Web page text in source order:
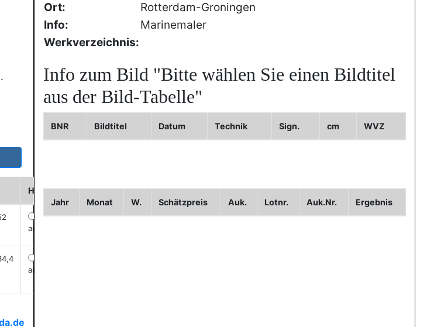
Historie WVZ Bild2 Bild3
anzeigen
anzeigen
Ort:
Rotterdam-Groningen
Info:
Marinemaler
Werkverzeichnis:
Info zum Bild "Bitte wählen Sie einen Bildtitel
aus der Bild-Tabelle"
BNR Bildtitel Datum Technik Sign. cm WVZ
Jahr Monat W. Schätzpreis Auk. Lotnr. Auk.Nr. Ergebnis